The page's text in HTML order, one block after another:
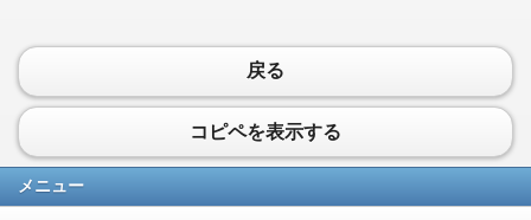
戻る
コピペを表示する
メニュー